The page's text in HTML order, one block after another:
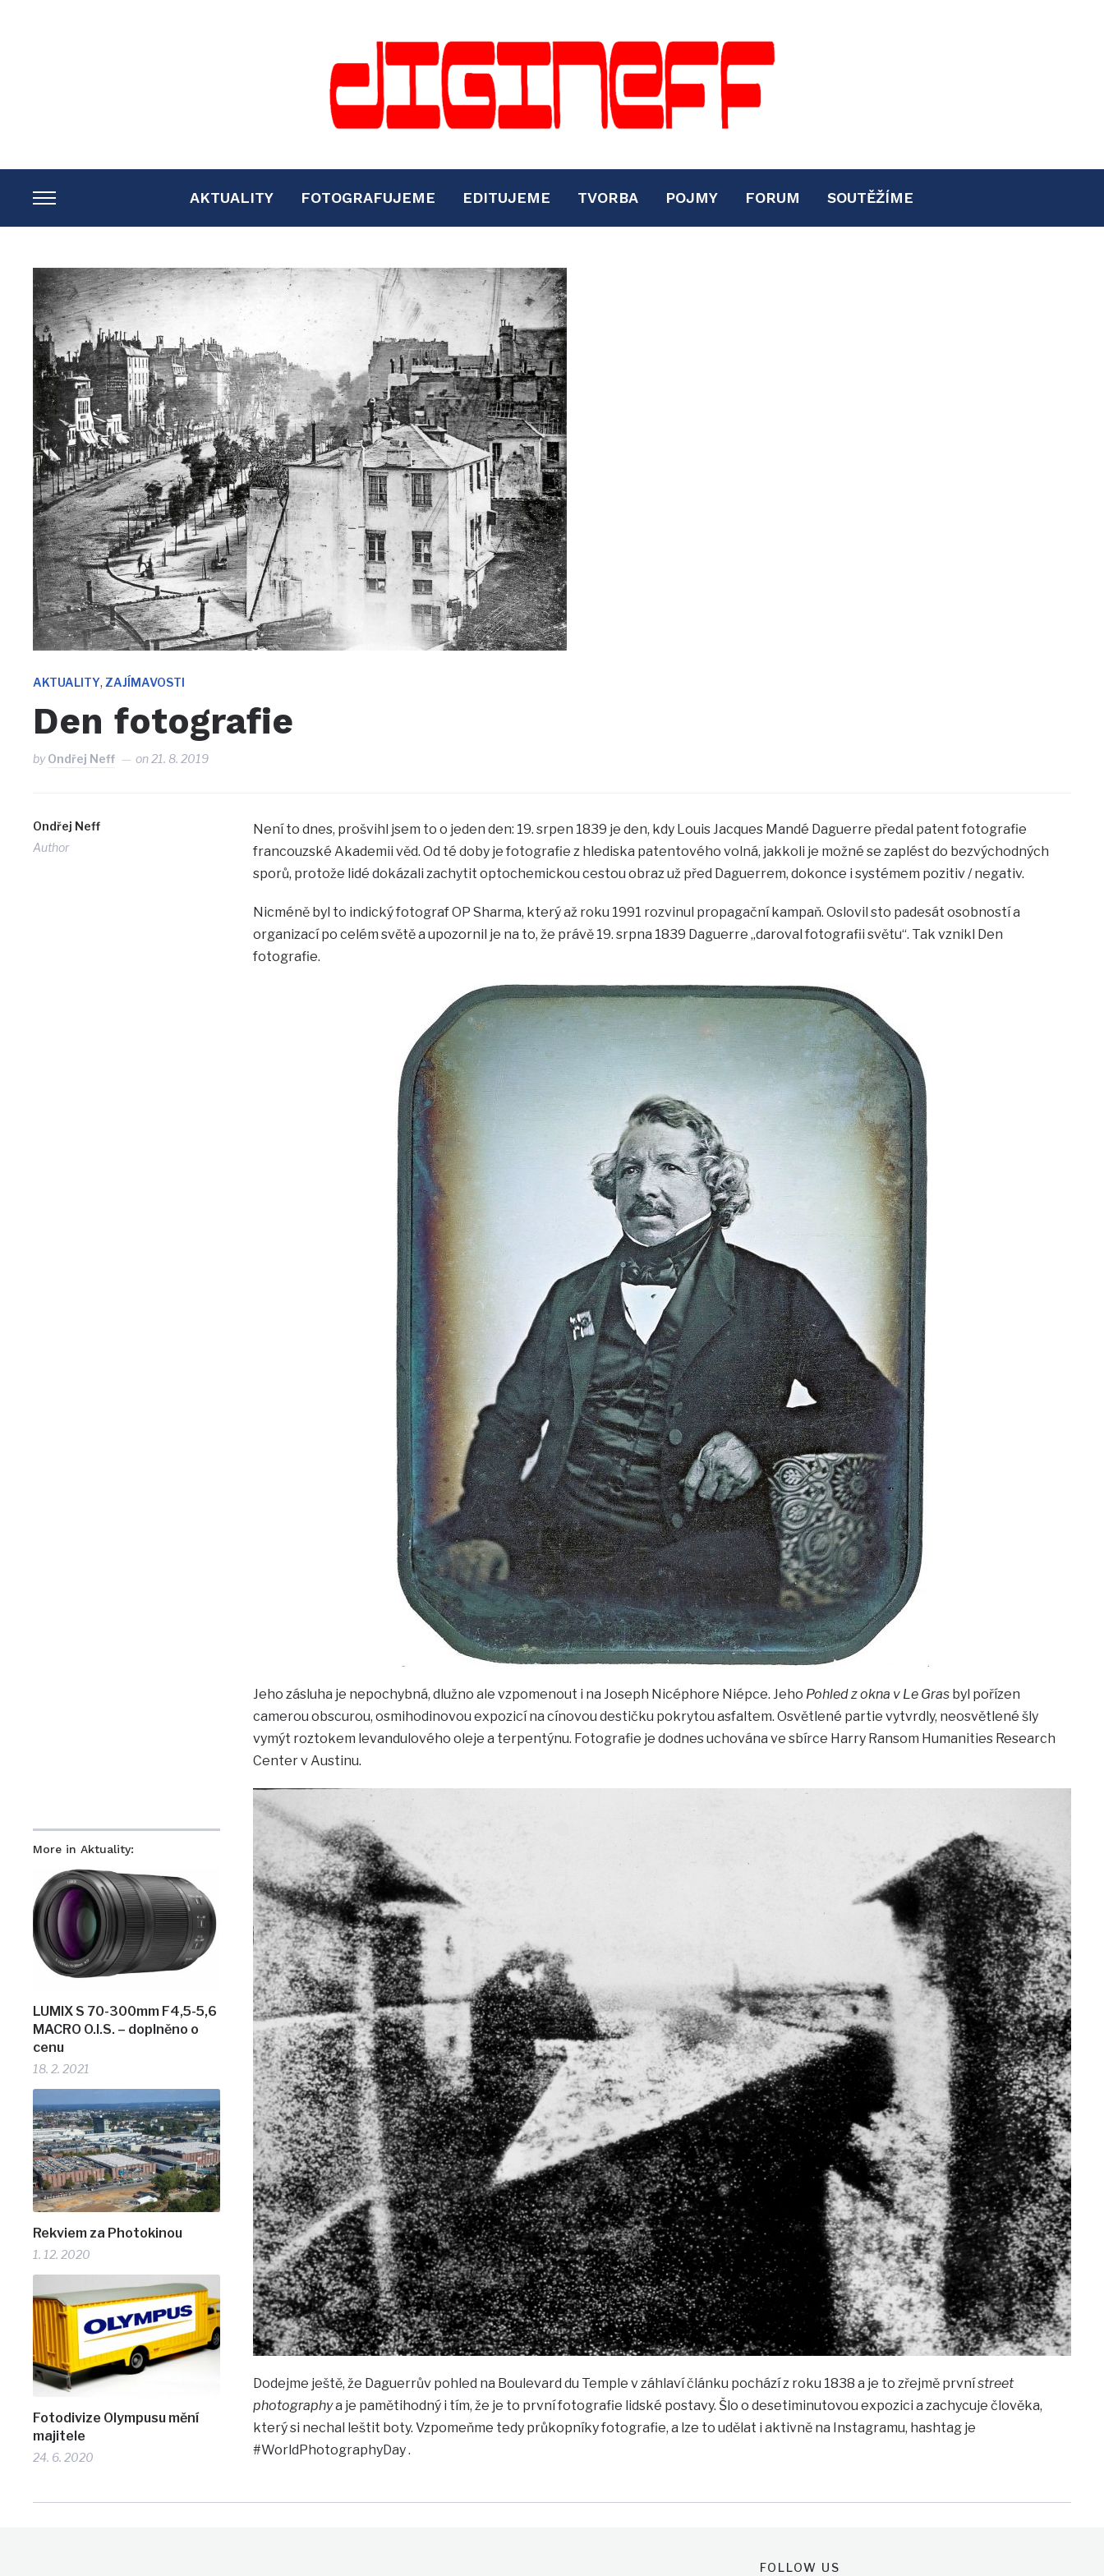
TOGGLE
SIDEBAR
NAVIGATION
AKTUALITY FOTOGRAFUJEME EDITUJEME TVORBA POJMY FORUM SOUTĚŽÍME
AKTUALITY,ZAJÍMAVOSTI
Den fotografie
byOndřej Neff on21. 8. 2019
Ondřej Neff
Author
More in Aktuality:
LUMIX S 70-300mm F4,5-5,6
MACRO O.I.S. – doplněno o
cenu
18. 2. 2021
Rekviem za Photokinou
1. 12. 2020
Fotodivize Olympusu mění
majitele
24. 6. 2020
Není to dnes, prošvihl jsem to o jeden den: 19. srpen 1839 je den, kdy Louis Jacques Mandé Daguerre předal patent fotografie
francouzské Akademii věd. Od té doby je fotografie z hlediska patentového volná, jakkoli je možné se zaplést do bezvýchodných
sporů, protože lidé dokázali zachytit optochemickou cestou obraz už před Daguerrem, dokonce i systémem pozitiv / negativ.
Nicméně byl to indický fotograf OP Sharma, který až roku 1991 rozvinul propagační kampaň. Oslovil sto padesát osobností a
organizací po celém světě a upozornil je na to, že právě 19. srpna 1839 Daguerre „daroval fotografii světu“. Tak vznikl Den
fotografie.
Jeho zásluha je nepochybná, dlužno ale vzpomenout i na Joseph Nicéphore Niépce. Jeho Pohled z okna v Le Gras byl pořízen
camerou obscurou, osmihodinovou expozicí na cínovou destičku pokrytou asfaltem. Osvětlené partie vytvrdly, neosvětlené šly
vymýt roztokem levandulového oleje a terpentýnu. Fotografie je dodnes uchována ve sbírce Harry Ransom Humanities Research
Center v Austinu.
Dodejme ještě, že Daguerrův pohled na Boulevard du Temple v záhlaví článku pochází z roku 1838 a je to zřejmě prvnístreet
photographya je pamětihodný i tím, že je to první fotografie lidské postavy. Šlo o desetiminutovou expozici a zachycuje člověka,
který si nechal leštit boty. Vzpomeňme tedy průkopníky fotografie, a lze to udělat i aktivně na Instagramu, hashtag je
#WorldPhotographyDay .
FOLLOW US